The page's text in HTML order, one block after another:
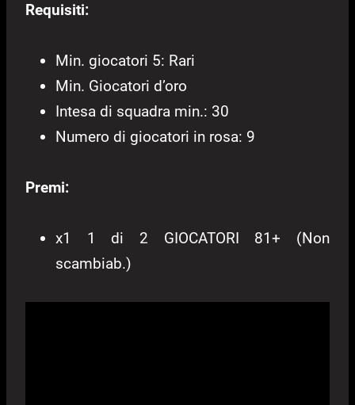
Requisiti:
Min. giocatori 5: Rari
Min. Giocatori d’oro
Intesa di squadra min.: 30
Numero di giocatori in rosa: 9
Premi:
x1 1 di 2 GIOCATORI 81+ (Non
scambiab.)